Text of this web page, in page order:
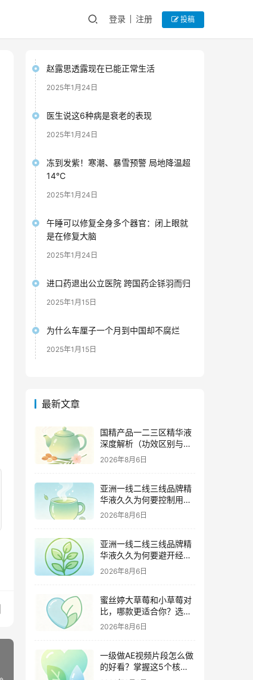
登录 注册 投稿
赵露思透露现在已能正常生活
2025年1月24日
医生说这6种病是衰老的表现
2025年1月24日
冻到发紫！寒潮、暴雪预警 局地降温超
14℃
2025年1月24日
午睡可以修复全身多个器官：闭上眼就
是在修复大脑
2025年1月24日
进口药退出公立医院 跨国药企铩羽而归
2025年1月15日
为什么车厘子一个月到中国却不腐烂
2025年1月15日
最新文章
国精产品一二三区精华液
深度解析（功效区别与适
用肤质全指南）
2026年8月6日
亚洲一线二线三线品牌精
华液久久为何要控制用量
（过度使用与皮肤负担的
2026年8月6日
亚洲一线二线三线品牌精
华液久久为何要避开经期
（激素变化与皮肤敏感度
关联）
2026年8月6日
蜜丝婷大草莓和小草莓对
比，哪款更适合你？选购
指南全解析
2026年8月6日
一级做AE视频片段怎么做
的好看？掌握这5个核心
技巧